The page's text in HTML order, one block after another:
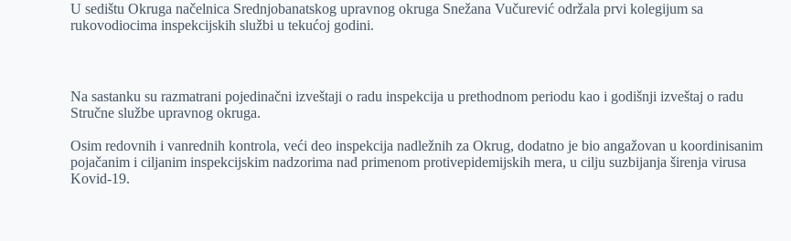
e
I
s
p
a
U sedištu Okruga načelnica Srednjobanatskog upravnog okruga Snežana Vučurević održala prvi kolegijum sa
rukovodiocima inspekcijskih službi u tekućoj godini.
Na sastanku su razmatrani pojedinačni izveštaji o radu inspekcija u prethodnom periodu kao i godišnji izveštaj o radu
Stručne službe upravnog okruga.
Osim redovnih i vanrednih kontrola, veći deo inspekcija nadležnih za Okrug, dodatno je bio angažovan u koordinisanim
pojačanim i ciljanim inspekcijskim nadzorima nad primenom protivepidemijskih mera, u cilju suzbijanja širenja virusa
Kovid-19.